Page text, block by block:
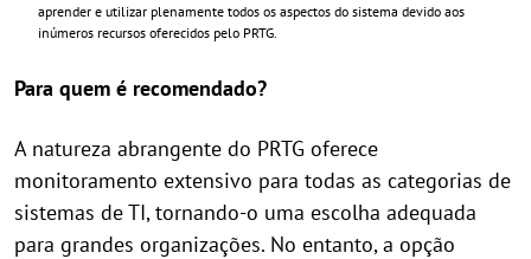
aprender e utilizar plenamente todos os aspectos do sistema devido aos
inúmeros recursos oferecidos pelo PRTG.
Para quem é recomendado?
A natureza abrangente do PRTG oferece
monitoramento extensivo para todas as categorias de
sistemas de TI, tornando-o uma escolha adequada
para grandes organizações. No entanto, a opção